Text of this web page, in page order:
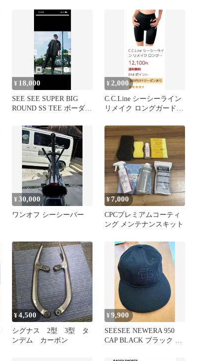
¥ 18,000
SEE SEE SUPER BIG
ROUND SS TEE ボーダー
¥ 2,000
C.C.Line シーシーライン
リメイク ロングガードル
¥30,000
ワンオフ シーシーバー
¥7,000
CPCプレミアムコーティ
ング メンテナンスキット
¥4,500
シグナス 2型 3型 タ
ンデム カーボン
¥9,900
SEESEE NEWERA 950
CAP BLACK ブラック シ